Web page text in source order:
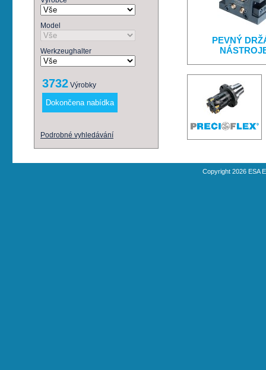
Model
Werkzeughalter
3732 Výrobky
Podrobné vyhledávání
PEVNÝ
Copyright 2026 ESA